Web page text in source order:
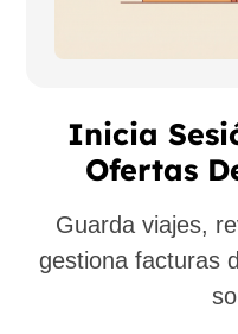
Inicia
Ofertas
Guarda viajes,
gestiona facturas